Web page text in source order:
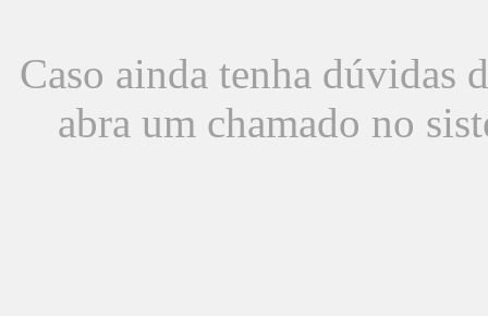
Caso ainda tenha dúvidas
abra um chamado no